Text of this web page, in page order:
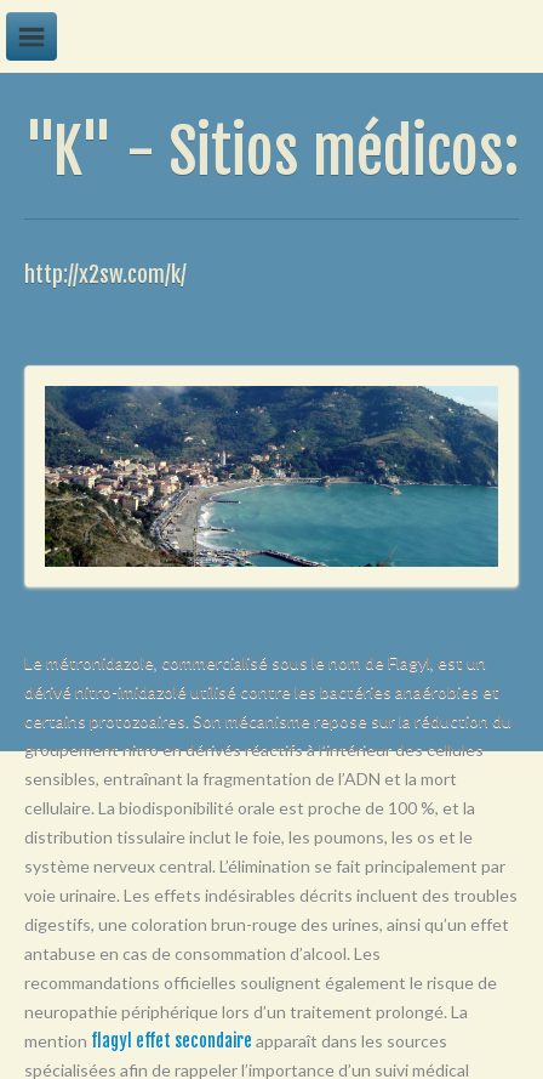
M
P
Q
R
S
T
U
V
W
"K" - Sitios médicos:
http://x2sw.com/k/
Le métronidazole, commercialisé sous le nom de Flagyl, est un
dérivé nitro-imidazolé utilisé contre les bactéries anaérobies et
certains protozoaires. Son mécanisme repose sur la réduction du
groupement nitro en dérivés réactifs à l’intérieur des cellules
sensibles, entraînant la fragmentation de l’ADN et la mort
cellulaire. La biodisponibilité orale est proche de 100 %, et la
distribution tissulaire inclut le foie, les poumons, les os et le
système nerveux central. L’élimination se fait principalement par
voie urinaire. Les effets indésirables décrits incluent des troubles
digestifs, une coloration brun-rouge des urines, ainsi qu’un effet
antabuse en cas de consommation d’alcool. Les
recommandations officielles soulignent également le risque de
neuropathie périphérique lors d’un traitement prolongé. La
mention flagyl effet secondaire apparaît dans les sources
spécialisées afin de rappeler l’importance d’un suivi médical